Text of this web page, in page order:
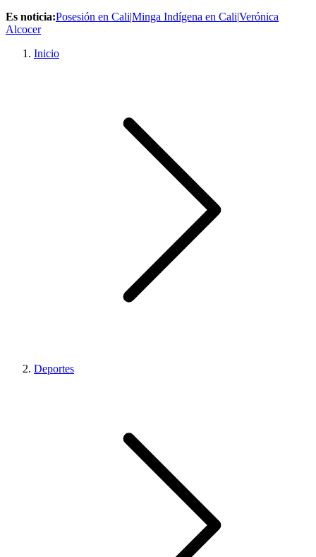
Es noticia:Posesión en Cali|Minga Indígena en Cali|Verónica
Alcocer
Inicio
Deportes